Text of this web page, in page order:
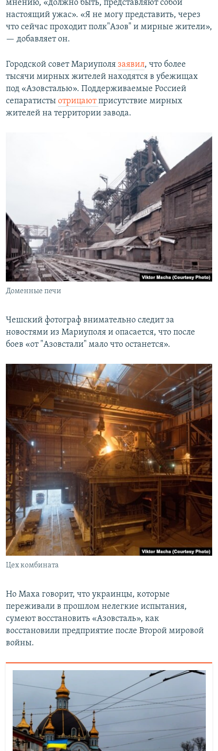
мнению, «должно быть, представляют собой
настоящий ужас». «Я не могу представить, через
что сейчас проходит полк"Азов" и мирные жители»,
— добавляет он.
Городской совет Мариуполя заявил, что более
тысячи мирных жителей находятся в убежищах
под «Азовсталью». Поддерживаемые Россией
сепаратисты отрицаютприсутствие мирных
жителей на территории завода.
Доменные печи
Чешский фотограф внимательно следит за
новостями из Мариуполя и опасается, что после
боев «от "Азовстали" мало что останется».
Цех комбината
Но Маха говорит, что украинцы, которые
переживали в прошлом нелегкие испытания,
сумеют восстановить «Азовсталь», как
восстановили предприятие после Второй мировой
войны.